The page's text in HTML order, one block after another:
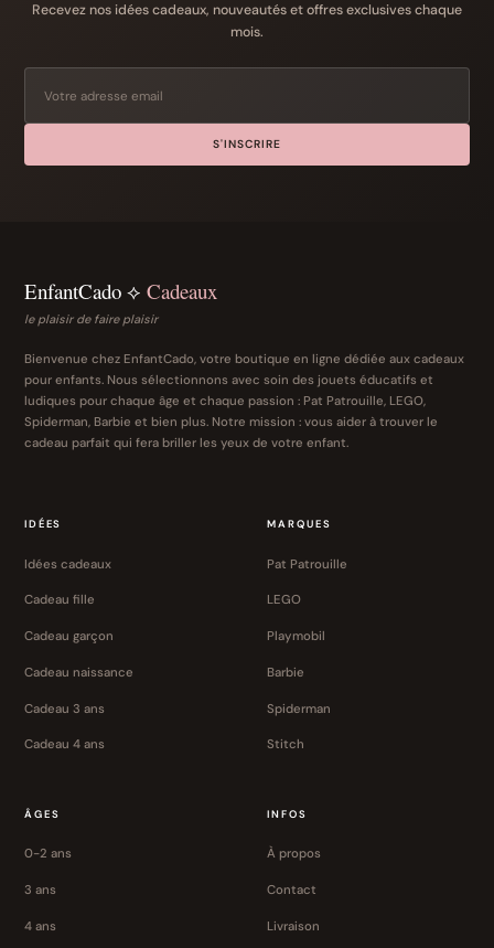
Recevez nos idées cadeaux, nouveautés et offres exclusives chaque
mois.
S'INSCRIRE
EnfantCado ⟡ Cadeaux
le plaisir de faire plaisir
Bienvenue chez EnfantCado, votre boutique en ligne dédiée aux cadeaux
pour enfants. Nous sélectionnons avec soin des jouets éducatifs et
ludiques pour chaque âge et chaque passion : Pat Patrouille, LEGO,
Spiderman, Barbie et bien plus. Notre mission : vous aider à trouver le
cadeau parfait qui fera briller les yeux de votre enfant.
IDÉES
Idées cadeaux
Cadeau fille
Cadeau garçon
Cadeau naissance
Cadeau 3 ans
Cadeau 4 ans
MARQUES
Pat Patrouille
LEGO
Playmobil
Barbie
Spiderman
Stitch
ÂGES
0-2 ans
3 ans
4 ans
INFOS
À propos
Contact
Livraison